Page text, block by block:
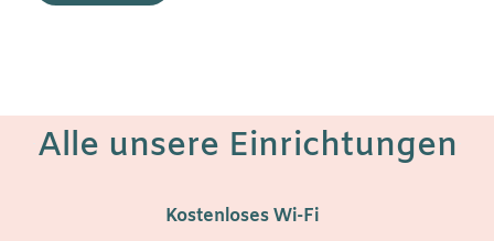
Alle unsere Einrichtungen
Kostenloses Wi-Fi